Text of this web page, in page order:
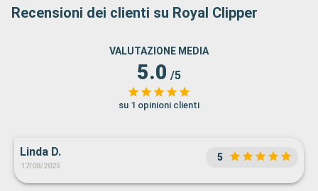
Recensioni dei clienti su Royal Clipper
VALUTAZIONE MEDIA
5.0 /5
su 1 opinioni clienti
Linda D.
17/08/2025
5